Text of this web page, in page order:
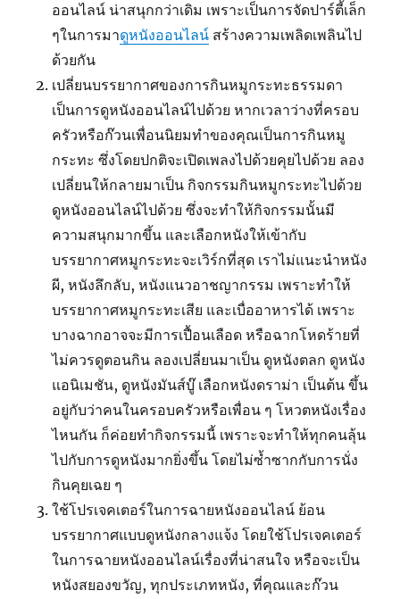
ออนไลน์ น่าสนุกกว่าเดิม เพราะเป็นการจัดปาร์ตี้เล็ก
ๆในการมาดูหนังออนไลน์ สร้างความเพลิดเพลินไป
ด้วยกัน
เปลี่ยนบรรยากาศของการกินหมูกระทะธรรมดา
เป็นการดูหนังออนไลน์ไปด้วย หากเวลาว่างที่ครอบ
ครัวหรือก๊วนเพื่อนนิยมทำของคุณเป็นการกินหมู
กระทะ ซึ่งโดยปกติจะเปิดเพลงไปด้วยคุยไปด้วย ลอง
เปลี่ยนให้กลายมาเป็น กิจกรรมกินหมูกระทะไปด้วย
ดูหนังออนไลน์ไปด้วย ซึ่งจะทำให้กิจกรรมนั้นมี
ความสนุกมากขึ้น และเลือกหนังให้เข้ากับ
บรรยากาศหมูกระทะจะเวิร์กที่สุด เราไม่แนะนำหนัง
ผี, หนังลึกลับ, หนังแนวอาชญากรรม เพราะทำให้
บรรยากาศหมูกระทะเสีย และเบื่ออาหารได้ เพราะ
บางฉากอาจจะมีการเปื้อนเลือด หรือฉากโหดร้ายที่
ไม่ควรดูตอนกิน ลองเปลี่ยนมาเป็น ดูหนังตลก ดูหนัง
แอนิเมชัน, ดูหนังมันส์บู๊ เลือกหนังดราม่า เป็นต้น ขึ้น
อยู่กับว่าคนในครอบครัวหรือเพื่อน ๆ โหวตหนังเรื่อง
ไหนกัน ก็ค่อยทำกิจกรรมนี้ เพราะจะทำให้ทุกคนลุ้น
ไปกับการดูหนังมากยิ่งขึ้น โดยไม่ซ้ำซากกับการนั่ง
กินคุยเฉย ๆ
ใช้โปรเจคเตอร์ในการฉายหนังออนไลน์ ย้อน
บรรยากาศแบบดูหนังกลางแจ้ง โดยใช้โปรเจคเตอร์
ในการฉายหนังออนไลน์เรื่องที่น่าสนใจ หรือจะเป็น
หนังสยองขวัญ, ทุกประเภทหนัง, ที่คุณและก๊วน